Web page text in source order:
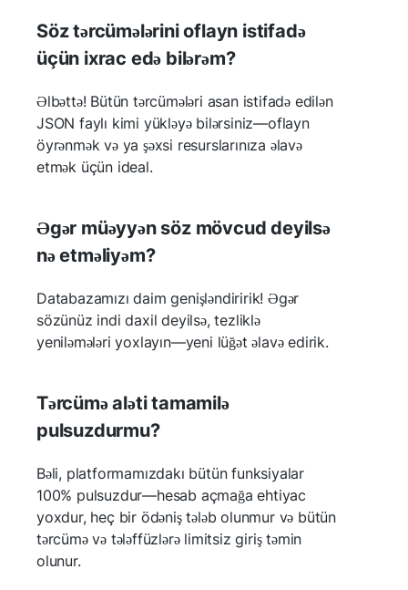
Söz tərcümələrini oflayn istifadə
üçün ixrac edə bilərəm?
Əlbəttə! Bütün tərcümələri asan istifadə edilən
JSON faylı kimi yükləyə bilərsiniz—oflayn
öyrənmək və ya şəxsi resurslarınıza əlavə
etmək üçün ideal.
Əgər müəyyən söz mövcud deyilsə
nə etməliyəm?
Databazamızı daim genişləndiririk! Əgər
sözünüz indi daxil deyilsə, tezliklə
yeniləmələri yoxlayın—yeni lüğət əlavə edirik.
Tərcümə aləti tamamilə
pulsuzdurmu?
Bəli, platformamızdakı bütün funksiyalar
100% pulsuzdur—hesab açmağa ehtiyac
yoxdur, heç bir ödəniş tələb olunmur və bütün
tərcümə və tələffüzlərə limitsiz giriş təmin
olunur.